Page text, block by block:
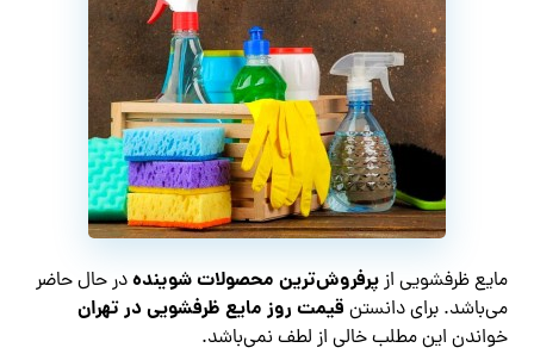
مایع ظرفشویی ازپرفروش‌ترین محصولات شویندهدر حال حاضر
می‌باشد. برای دانستن قیمت روز مایع ظرفشویی در تهران
خواندن این مطلب خالی از لطف نمی‌باشد.